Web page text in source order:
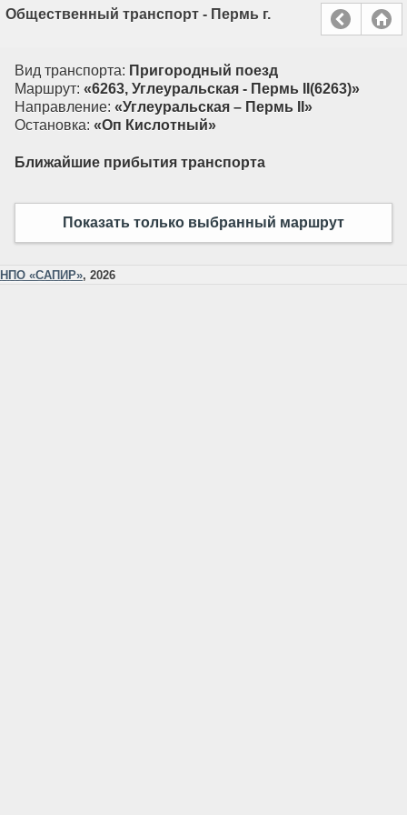
Общественный транспорт - Пермь г.
Вид транспорта: Пригородный поезд
Маршрут: «6263, Углеуральская - Пермь II(6263)»
Направление: «Углеуральская – Пермь II»
Остановка: «Оп Кислотный»
Ближайшие прибытия транспорта
Показать только выбранный маршрут
НПО «САПИР», 2026